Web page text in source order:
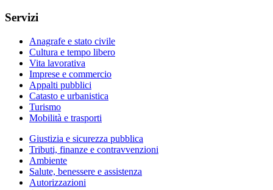
Servizi
Anagrafe e stato civile
Cultura e tempo libero
Vita lavorativa
Imprese e commercio
Appalti pubblici
Catasto e urbanistica
Turismo
Mobilità e trasporti
Giustizia e sicurezza pubblica
Tributi, finanze e contravvenzioni
Ambiente
Salute, benessere e assistenza
Autorizzazioni